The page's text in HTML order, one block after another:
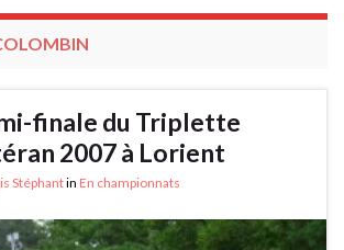
finale du Triplette
2007 à Lorient
Stéphantin En championnats